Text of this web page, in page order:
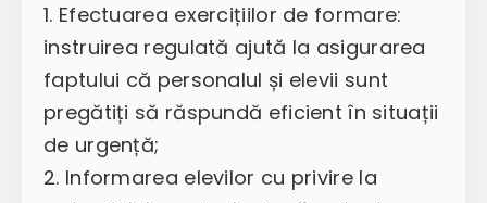
1. Efectuarea exercițiilor de formare:
instruirea regulată ajută la asigurarea
faptului că personalul și elevii sunt
pregătiți să răspundă eficient în situații
de urgență;
2. Informarea elevilor cu privire la